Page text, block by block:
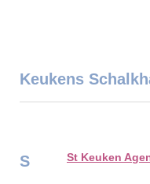
Keukens
S St Keuken